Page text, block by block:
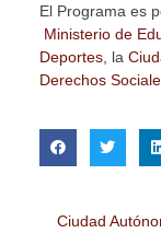
El Programa es
Ministerio de
Deportes, la
Derechos
Ciudad